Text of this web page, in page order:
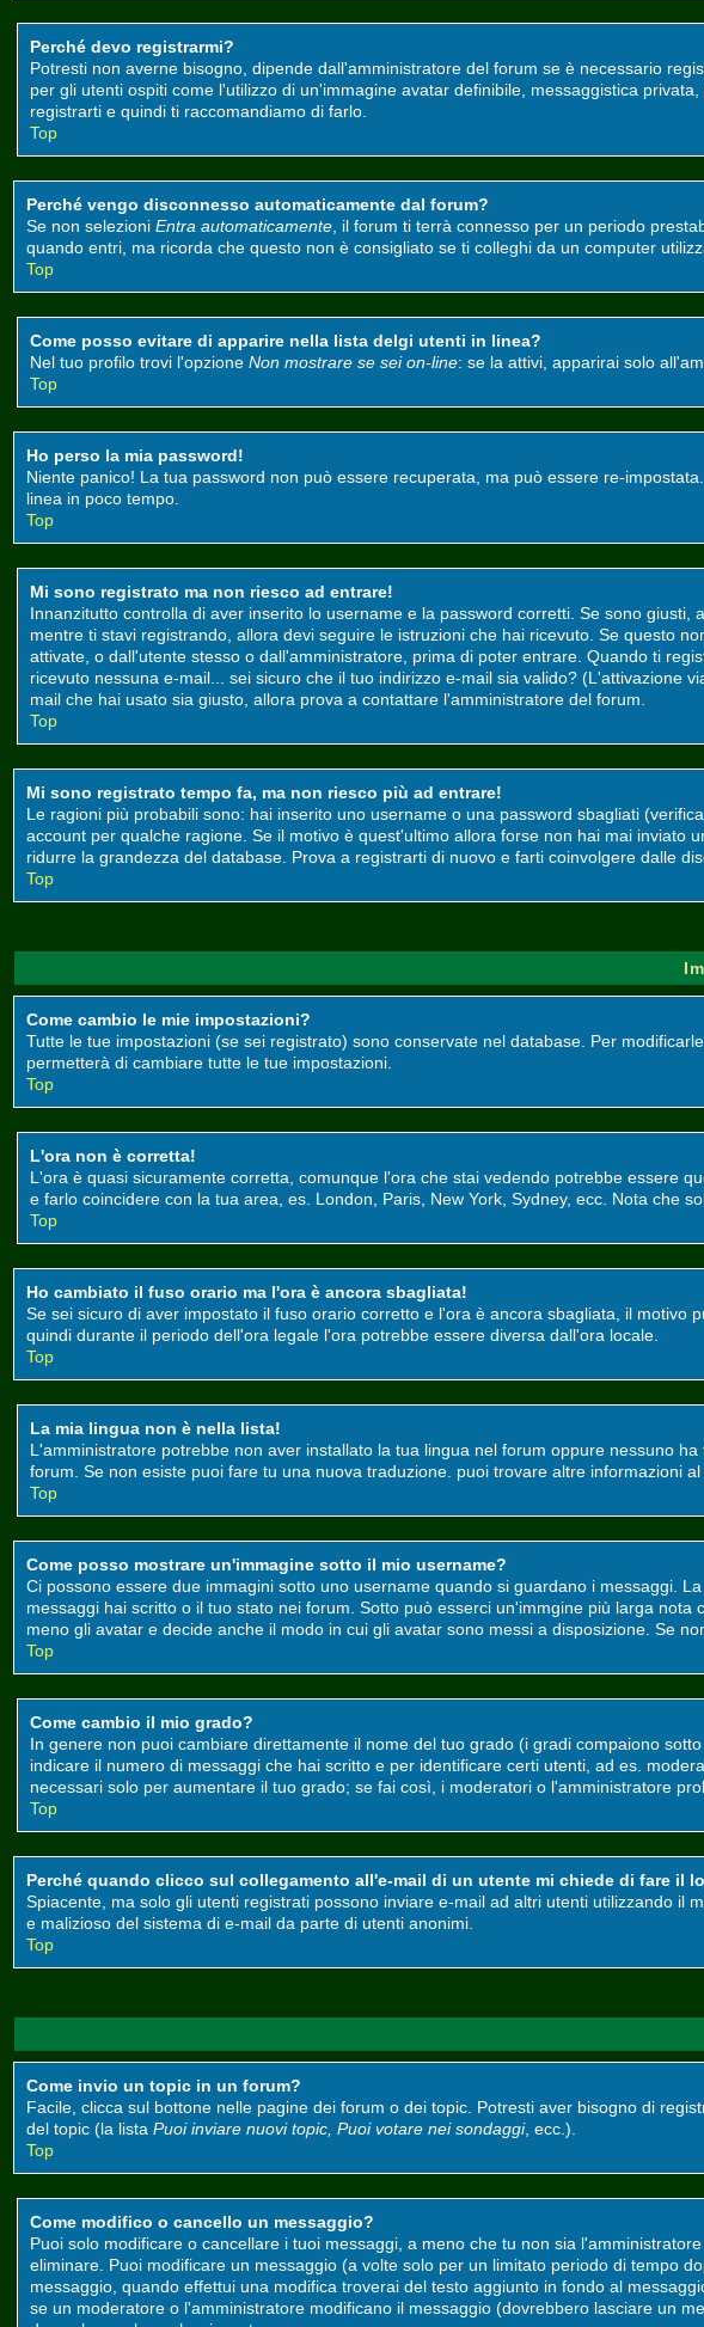
Perché devo registrarmi?
Potresti non averne bisogno, dipende dall'amministratore del forum se è necessario
per gli utenti ospiti come l'utilizzo di un'immagine avatar definibile, messaggistica
registrarti e quindi ti raccomandiamo di farlo.
Top
Perché vengo disconnesso automaticamente dal forum?
Se non selezioni Entra automaticamente , il forum ti terrà connesso per un periodo
quando entri, ma ricorda che questo non è consigliato se ti colleghi da un computer
Top
Come posso evitare di apparire nella lista delgi utenti in linea?
Nel tuo profilo trovi l'opzione Non mostrare se sei on-line: se la attivi, apparirai solo
Top
Ho perso la mia password!
Niente panico! La tua password non può essere recuperata, ma può essere re-
linea in poco tempo.
Top
Mi sono registrato ma non riesco ad entrare!
Innanzitutto controlla di aver inserito lo username e la password corretti. Se sono
mentre ti stavi registrando, allora devi seguire le istruzioni che hai ricevuto. Se questo
attivate, o dall'utente stesso o dall'amministratore, prima di poter entrare. Quando ti
ricevuto nessuna e-mail... sei sicuro che il tuo indirizzo e-mail sia valido? (L'attivazione
mail che hai usato sia giusto, allora prova a contattare l'amministratore del forum.
Top
Mi sono registrato tempo fa, ma non riesco più ad entrare!
Le ragioni più probabili sono: hai inserito uno username o una password sbagliati
account per qualche ragione. Se il motivo è quest'ultimo allora forse non hai mai
ridurre la grandezza del database. Prova a registrarti di nuovo e farti coinvolgere dalle
Top
Come cambio le mie impostazioni?
Tutte le tue impostazioni (se sei registrato) sono conservate nel database. Per
permetterà di cambiare tutte le tue impostazioni.
Top
L'ora non è corretta!
L'ora è quasi sicuramente corretta, comunque l'ora che stai vedendo potrebbe essere
e farlo coincidere con la tua area, es. London, Paris, New York, Sydney, ecc. Nota che
Top
Ho cambiato il fuso orario ma l'ora è ancora sbagliata!
Se sei sicuro di aver impostato il fuso orario corretto e l'ora è ancora sbagliata, il
quindi durante il periodo dell'ora legale l'ora potrebbe essere diversa dall'ora locale.
Top
La mia lingua non è nella lista!
L'amministratore potrebbe non aver installato la tua lingua nel forum oppure nessuno
forum. Se non esiste puoi fare tu una nuova traduzione. puoi trovare altre informazioni
Top
Come posso mostrare un'immagine sotto il mio username?
Ci possono essere due immagini sotto uno username quando si guardano i messaggi.
messaggi hai scritto o il tuo stato nei forum. Sotto può esserci un'immgine più larga nota
meno gli avatar e decide anche il modo in cui gli avatar sono messi a disposizione. Se
Top
Come cambio il mio grado?
In genere non puoi cambiare direttamente il nome del tuo grado (i gradi compaiono
indicare il numero di messaggi che hai scritto e per identificare certi utenti, ad es.
necessari solo per aumentare il tuo grado; se fai così, i moderatori o l'amministratore
Top
Perché quando clicco sul collegamento all'e-mail di un utente mi chiede di fare il
Spiacente, ma solo gli utenti registrati possono inviare e-mail ad altri utenti utilizzando
e malizioso del sistema di e-mail da parte di utenti anonimi.
Top
Come invio un topic in un forum?
Facile, clicca sul bottone nelle pagine dei forum o dei topic. Potresti aver bisogno di
del topic (la lista Puoi inviare nuovi topic, Puoi votare nei sondaggi, ecc.).
Top
Come modifico o cancello un messaggio?
Puoi solo modificare o cancellare i tuoi messaggi, a meno che tu non sia
eliminare. Puoi modificare un messaggio (a volte solo per un limitato periodo di tempo
messaggio, quando effettui una modifica troverai del testo aggiunto in fondo al
se un moderatore o l'amministratore modificano il messaggio (dovrebbero lasciare un